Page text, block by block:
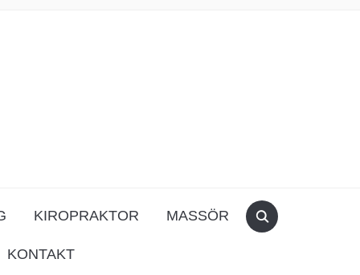
KIROPRAKTOR MASSÖR
KONTAKT